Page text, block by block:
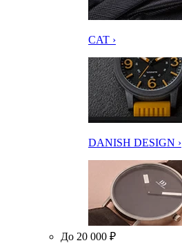
CAT ›
DANISH DESIGN ›
До 20 000 ₽